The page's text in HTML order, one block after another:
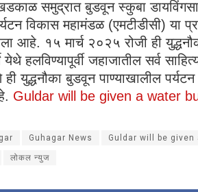
समुद्रात बुडवून स्कुबा
विकास महामंडळ (एमटीडीसी)
आहे. १५ मार्च २०२५ रोजी ही
येथे हलविण्यापूर्वी जहाजातील सर्व
युद्धनौका बुडवून पाण्याखालील
Guldar will be given a water
Guhagar News Guldar will be given
लोकल न्युज